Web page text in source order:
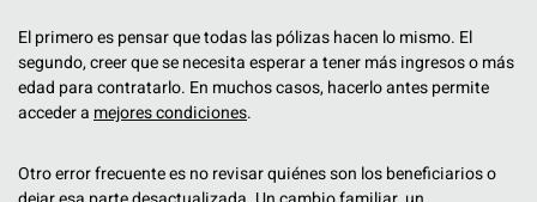
El primero es pensar que todas las pólizas hacen lo mismo. El
segundo, creer que se necesita esperar a tener más ingresos o más
edad para contratarlo. En muchos casos, hacerlo antes permite
acceder a mejores condiciones.
Otro error frecuente es no revisar quiénes son los beneficiarios o